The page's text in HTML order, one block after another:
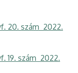
20. szám 2022.
19. szám 2022.